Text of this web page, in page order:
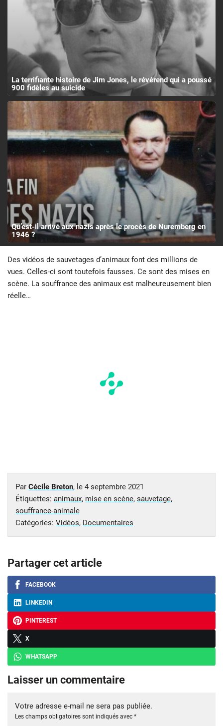
La terrifiante histoire de Jim Jones, le révérend qui a poussé
900 fidèles au suicide
Qu’est-il arrivé aux nazis après le procès de Nuremberg en
1946 ?
Des vidéos de sauvetages d’animaux font des millions de
vues. Celles-ci sont toutefois fausses. Ce sont des mises en
scène. La souffrance des animaux est malheureusement bien
réelle…
Par Cécile Breton, le 4 septembre 2021
Étiquettes: animaux, mise en scène, sauvetage,
souffrance-animale
Catégories: Vidéos, Documentaires
Partager cet article
FACEBOOK
LINKEDIN
PINTEREST
X
WHATSAPP
Laisser un commentaire
Votre adresse e-mail ne sera pas publiée.
Les champs obligatoires sont indiqués avec *